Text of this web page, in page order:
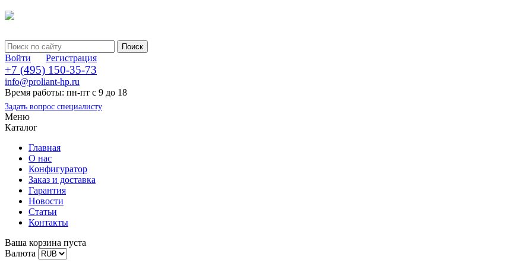
Войти Регистрация
+7 (495) 150-35-73
info@proliant-hp.ru
Время работы: пн-пт с 9 до 18
Задать вопрос специалисту
Меню
Каталог
Главная
О нас
Конфигуратор
Заказ и доставка
Гарантия
Новости
Статьи
Контакты
Ваша корзина пуста
Валюта